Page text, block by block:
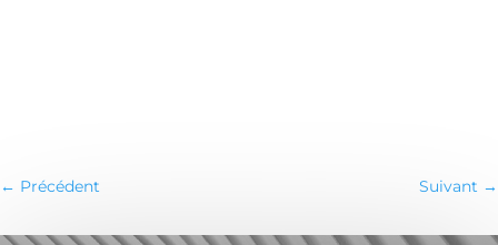
← Précédent Suivant →